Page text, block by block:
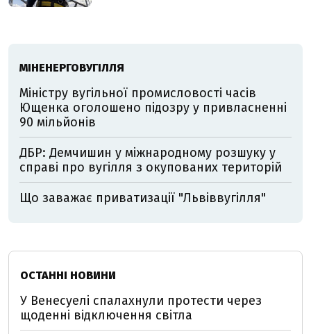
МІНЕНЕРГОВУГІЛЛЯ
Міністру вугільної промисловості часів
Ющенка оголошено підозру у привласненні
90 мільйонів
ДБР: Демчишин у міжнародному розшуку у
справі про вугілля з окупованих територій
Що заважає приватизації "Львіввугілля"
ОСТАННІ НОВИНИ
У Венесуелі спалахнули протести через
щоденні відключення світла